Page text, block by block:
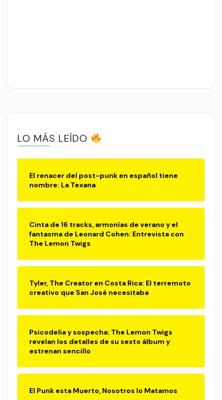
LO MÁS LEÍDO
El renacer del post-punk en español tiene
nombre: La Texana
Cinta de 16 tracks, armonías de verano y el
fantasma de Leonard Cohen: Entrevista con
The Lemon Twigs
Tyler, The Creator en Costa Rica: El terremoto
creativo que San José necesitaba
Psicodelia y sospecha: The Lemon Twigs
revelan los detalles de su sexto álbum y
estrenan sencillo
El Punk esta Muerto, Nosotros lo Matamos